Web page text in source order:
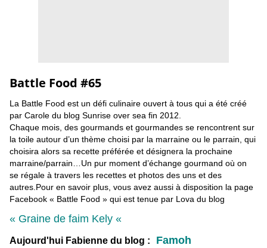
Battle Food #65
La Battle Food est un défi culinaire ouvert à tous qui a été créé
par Carole du blog Sunrise over sea fin 2012.
Chaque mois, des gourmands et gourmandes se rencontrent sur
la toile autour d’un thème choisi par la marraine ou le parrain, qui
choisira alors sa recette préférée et désignera la prochaine
marraine/parrain…Un pur moment d’échange gourmand où on
se régale à travers les recettes et photos des uns et des
autres.Pour en savoir plus, vous avez aussi à disposition la page
Facebook « Battle Food » qui est tenue par Lova du blog
« Graine de faim Kely «
Aujourd'hui Fabienne du blog : Famoh